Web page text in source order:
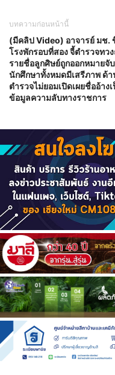
บทความก่อนหน้านี้
(มีคลิป Video) อาจารย์ มช.
โรงพักรอบที่สอง จี้ตำรวจทว
รายชื่อลูกศิษย์ถูกออกหมายจั
นักศึกษาทั้งหมดมีเสรีภาพ ด้
ตำรวจไม่ยอมเปิดเผยชื่ออ้าง
ข้อมูลความลับทางราชการ